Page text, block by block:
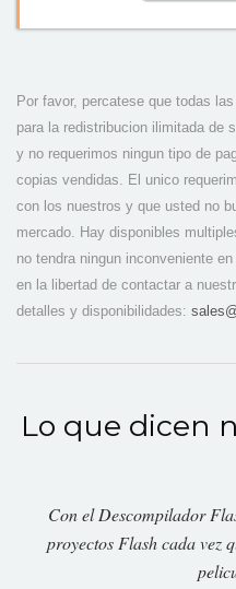
Por favor, percatese que todas
para la redistribucion ilimitada de
y no requerimos ningun tipo de
copias vendidas. El unico
con los nuestros y que usted no
mercado. Hay disponibles
no tendra ningun inconveniente
en la libertad de contactar a
detalles y disponibilidades:
Lo que dicen
Con el Descompilador
proyectos Flash cada vez